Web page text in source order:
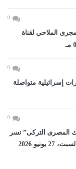
0
الملاحي لقناة
0
مصاباً فى غارات إسرائيلية متواصلة
0
المصرى التركى” نسر
الأناضول 2026” بإحدي القواعد...اليوم السبت، 27 يونيو 2026